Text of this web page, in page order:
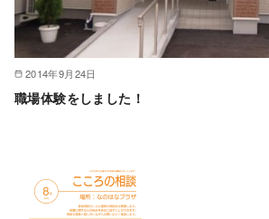
2014年9月24日
職場体験をしました！